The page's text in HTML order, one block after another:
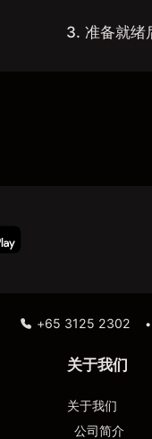
3. 准备就绪
+65 3125 2302 •
关于我们
关于我们
公司简介